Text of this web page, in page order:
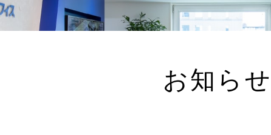
お知らせ